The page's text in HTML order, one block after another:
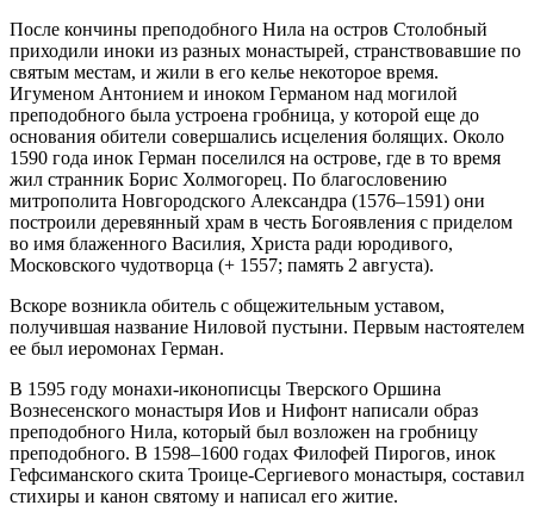
После кончины преподобного Нила на остров Столобный
приходили иноки из разных монастырей, странствовавшие по
святым местам, и жили в его келье некоторое время.
Игуменом Антонием и иноком Германом над могилой
преподобного была устроена гробница, у которой еще до
основания обители совершались исцеления болящих. Около
1590 года инок Герман поселился на острове, где в то время
жил странник Борис Холмогорец. По благословению
митрополита Новгородского Александра (1576–1591) они
построили деревянный храм в честь Богоявления с приделом
во имя блаженного Василия, Христа ради юродивого,
Московского чудотворца (+ 1557; память 2 августа).
Вскоре возникла обитель с общежительным уставом,
получившая название Ниловой пустыни. Первым настоятелем
ее был иеромонах Герман.
В 1595 году монахи-иконописцы Тверского Оршина
Вознесенского монастыря Иов и Нифонт написали образ
преподобного Нила, который был возложен на гробницу
преподобного. В 1598–1600 годах Филофей Пирогов, инок
Гефсиманского скита Троице-Сергиевого монастыря, составил
стихиры и канон святому и написал его житие.